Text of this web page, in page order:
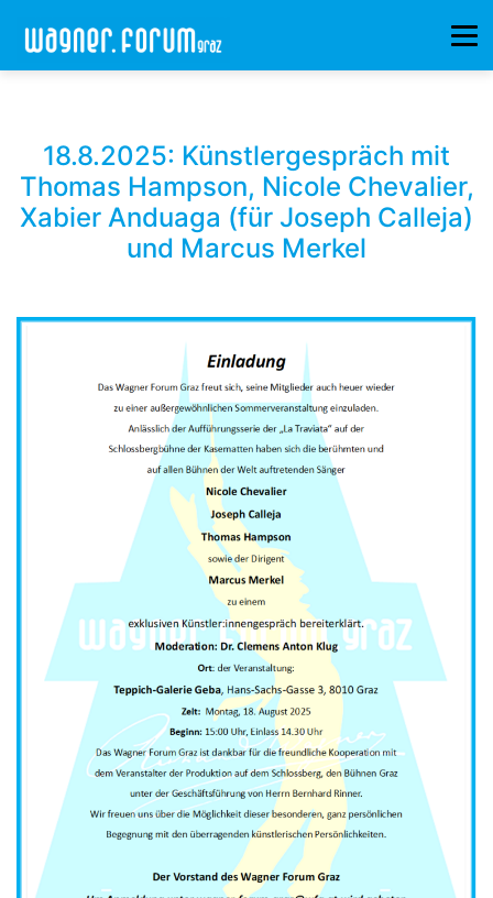
18.8.2025: Künstlergespräch mit
Thomas Hampson, Nicole Chevalier,
Xabier Anduaga (für Joseph Calleja)
und Marcus Merkel